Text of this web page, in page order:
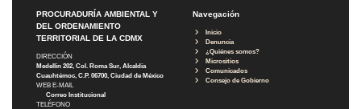
PROCURADURÍA AMBIENTAL Y
DEL ORDENAMIENTO
TERRITORIAL DE LA CDMX
DIRECCIÓN
Medellín 202, Col. Roma Sur, Alcaldía
Cuauhtémoc, C.P. 06700, Ciudad de México
WEB E-MAIL
Correo Institucional
TELÉFONO
Navegación
Inicio
Denuncia
¿Quiénes somos?
Micrositios
Comunicados
Consejo de Gobierno